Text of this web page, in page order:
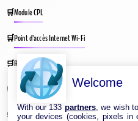
Module CPL
Point d’accès Internet Wi-Fi
Répéteur Wifi
Routeur Internet
Switches & Hubs Réseau
Welcome
With our 133 partners, we wish
your devices (cookies, pixels in